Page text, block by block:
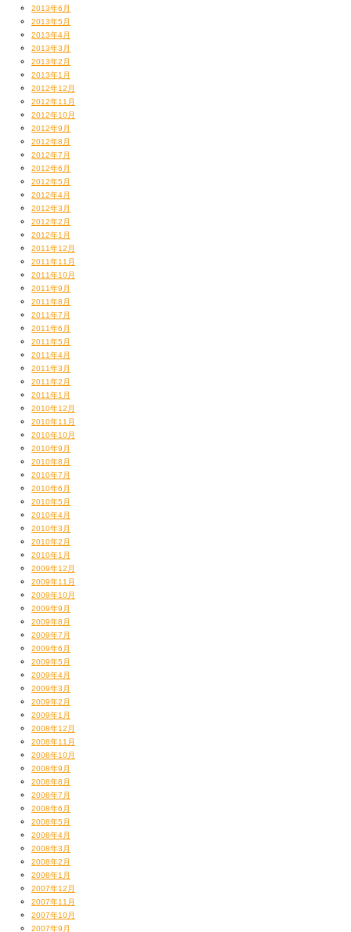
2013年6月
2013年5月
2013年4月
2013年3月
2013年2月
2013年1月
2012年12月
2012年11月
2012年10月
2012年9月
2012年8月
2012年7月
2012年6月
2012年5月
2012年4月
2012年3月
2012年2月
2012年1月
2011年12月
2011年11月
2011年10月
2011年9月
2011年8月
2011年7月
2011年6月
2011年5月
2011年4月
2011年3月
2011年2月
2011年1月
2010年12月
2010年11月
2010年10月
2010年9月
2010年8月
2010年7月
2010年6月
2010年5月
2010年4月
2010年3月
2010年2月
2010年1月
2009年12月
2009年11月
2009年10月
2009年9月
2009年8月
2009年7月
2009年6月
2009年5月
2009年4月
2009年3月
2009年2月
2009年1月
2008年12月
2008年11月
2008年10月
2008年9月
2008年8月
2008年7月
2008年6月
2008年5月
2008年4月
2008年3月
2008年2月
2008年1月
2007年12月
2007年11月
2007年10月
2007年9月